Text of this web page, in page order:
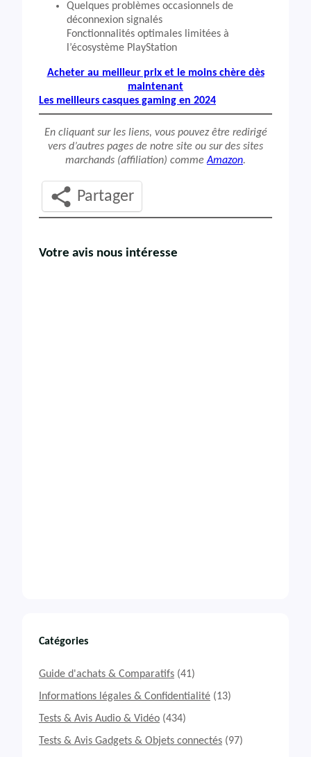
Quelques problèmes occasionnels de
déconnexion signalés
Fonctionnalités optimales limitées à
l’écosystème PlayStation
Acheter au meilleur prix et le moins chère dès
maintenant
Les meilleurs casques gaming en 2024
En cliquant sur les liens, vous pouvez être redirigé
vers d’autres pages de notre site ou sur des sites
marchands (affiliation) commeAmazon.
Partager
Votre avis nous intéresse
Catégories
Guide d'achats & Comparatifs (41)
Informations légales & Confidentialité (13)
Tests & Avis Audio & Vidéo (434)
Tests & Avis Gadgets & Objets connectés (97)